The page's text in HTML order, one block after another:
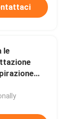
le
circolare